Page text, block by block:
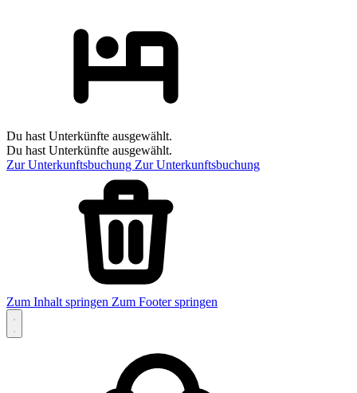
Du hast Unterkünfte ausgewählt.
Du hast Unterkünfte ausgewählt.
Zur Unterkunftsbuchung Zur Unterkunftsbuchung
Zum Inhalt springen Zum Footer springen